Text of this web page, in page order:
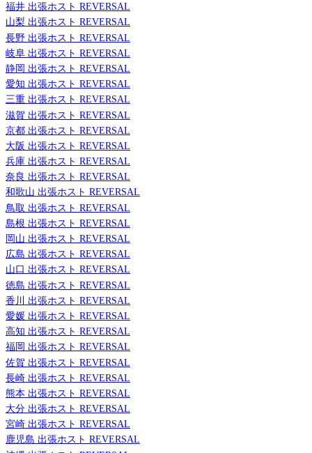
福井 出張ホスト REVERSAL
山梨 出張ホスト REVERSAL
長野 出張ホスト REVERSAL
岐阜 出張ホスト REVERSAL
静岡 出張ホスト REVERSAL
愛知 出張ホスト REVERSAL
三重 出張ホスト REVERSAL
滋賀 出張ホスト REVERSAL
京都 出張ホスト REVERSAL
大阪 出張ホスト REVERSAL
兵庫 出張ホスト REVERSAL
奈良 出張ホスト REVERSAL
和歌山 出張ホスト REVERSAL
鳥取 出張ホスト REVERSAL
島根 出張ホスト REVERSAL
岡山 出張ホスト REVERSAL
広島 出張ホスト REVERSAL
山口 出張ホスト REVERSAL
徳島 出張ホスト REVERSAL
香川 出張ホスト REVERSAL
愛媛 出張ホスト REVERSAL
高知 出張ホスト REVERSAL
福岡 出張ホスト REVERSAL
佐賀 出張ホスト REVERSAL
長崎 出張ホスト REVERSAL
熊本 出張ホスト REVERSAL
大分 出張ホスト REVERSAL
宮崎 出張ホスト REVERSAL
鹿児島 出張ホスト REVERSAL